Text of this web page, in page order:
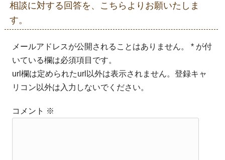
相談に対する回答を、こちらよりお願いたしま
す。
メールアドレスが公開されることはありません。 * が付
いている欄は必須項目です。
url欄は定められたurl以外は表示されません。登録キャ
リコン以外は入力しないでください。
コメント ※